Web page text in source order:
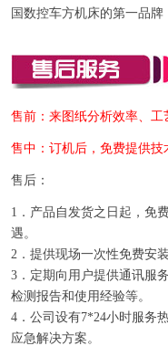
国数控车方机床的第一品牌
售前：来图纸分析效率、
售中：订机后，免费提供
售后：
1．产品自发货之日起，免
遇。
2．提供现场一次性免费安
3．定期向用户提供通讯服
检测报告和使用经验等。
4．公司设有7*24小时服务
应急解决方案。